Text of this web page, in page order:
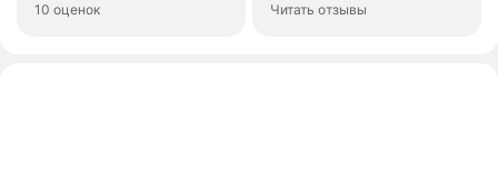
10 оценок Читать отзывы